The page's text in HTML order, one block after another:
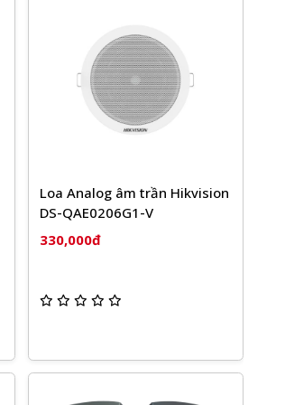
Loa Analog âm trần Hikvision
DS-QAE0206G1-V
330,000đ